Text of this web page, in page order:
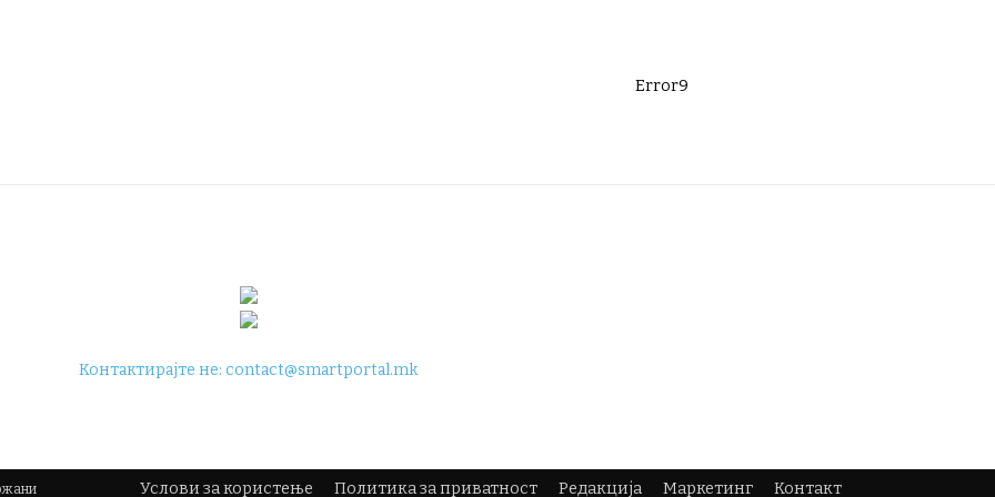
Error9
Контактирајте не:contact@smartportal.mk
Услови за користење Политика за приватност Редакција Маркетинг Контакт